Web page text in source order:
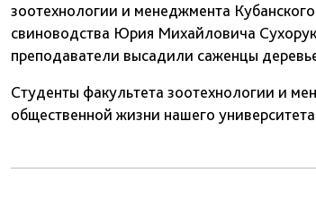
зоотехнологии и менеджмента
свиноводства Юрия Михайловича
преподаватели высадили саженцы
Студенты факультета зоотехнологии и
общественной жизни нашего